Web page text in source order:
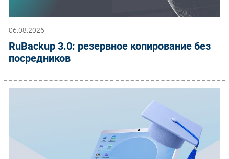
06.08.2026
RuBackup 3.0: резервное копирование без
посредников